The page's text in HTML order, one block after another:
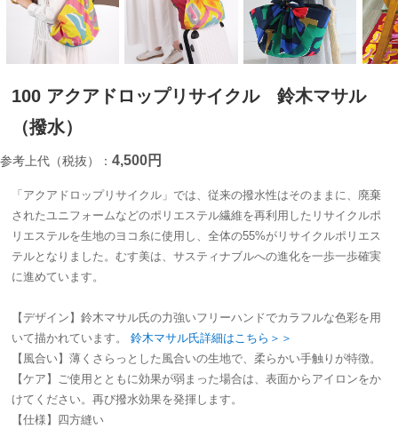
100 アクアドロップリサイクル 鈴木マサル
（撥水）
参考上代（税抜）： 4,500円
「アクアドロップリサイクル」では、従来の撥水性はそのままに、廃棄
されたユニフォームなどのポリエステル繊維を再利用したリサイクルポ
リエステルを生地のヨコ糸に使用し、全体の55%がリサイクルポリエス
テルとなりました。むす美は、サスティナブルへの進化を一歩一歩確実
に進めています。
【デザイン】鈴木マサル氏の力強いフリーハンドでカラフルな色彩を用
いて描かれています。 鈴木マサル氏詳細はこちら＞＞
【風合い】薄くさらっとした風合いの生地で、柔らかい手触りが特徴。
【ケア】ご使用とともに効果が弱まった場合は、表面からアイロンをか
けてください。再び撥水効果を発揮します。
【仕様】四方縫い